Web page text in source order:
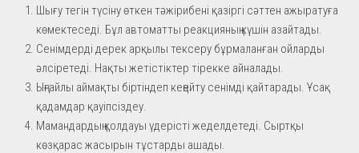
Шығу тегін түсіну өткен тәжірибені қазіргі сәттен ажыратуға
көмектеседі. Бұл автоматты реакцияның күшін азайтады.
Сенімдерді дерек арқылы тексеру бұрмаланған ойларды
әлсіретеді. Нақты жетістіктер тірекке айналады.
Ыңғайлы аймақты біртіндеп кеңейту сенімді қайтарады. Ұсақ
қадамдар қауіпсіздеу.
Мамандардың қолдауы үдерісті жеделдетеді. Сыртқы
көзқарас жасырын тұстарды ашады.